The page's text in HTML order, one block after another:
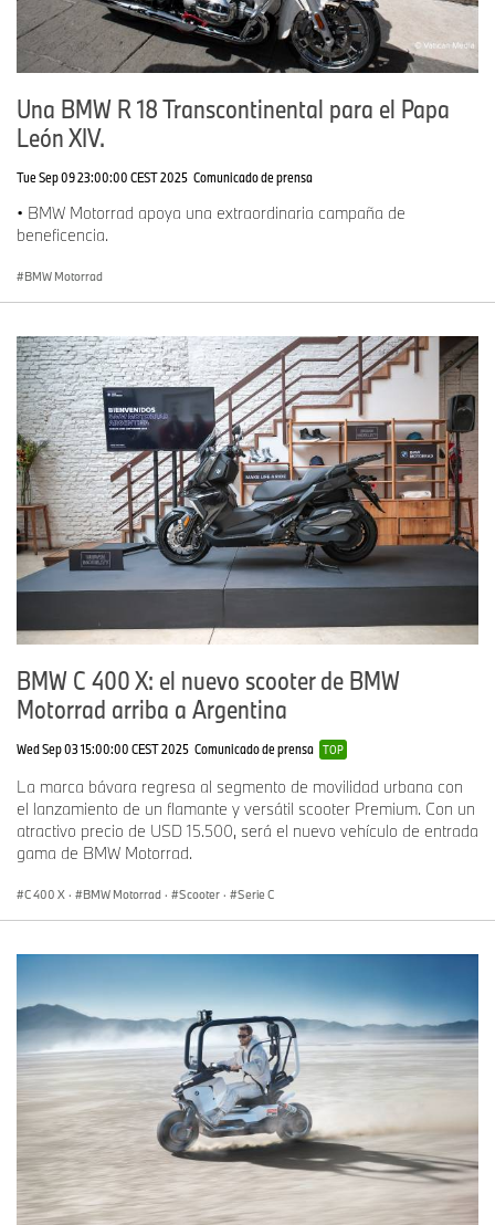
Una BMW R 18 Transcontinental para el Papa
León XIV.
Tue Sep 09 23:00:00 CEST 2025 Comunicado de prensa
• BMW Motorrad apoya una extraordinaria campaña de
beneficencia.
BMW Motorrad
BMW C 400 X: el nuevo scooter de BMW
Motorrad arriba a Argentina
Wed Sep 03 15:00:00 CEST 2025 Comunicado de prensa TOP
La marca bávara regresa al segmento de movilidad urbana con
el lanzamiento de un flamante y versátil scooter Premium. Con un
atractivo precio de USD 15.500, será el nuevo vehículo de entrada
gama de BMW Motorrad.
C 400 X · BMW Motorrad · Scooter · Serie C